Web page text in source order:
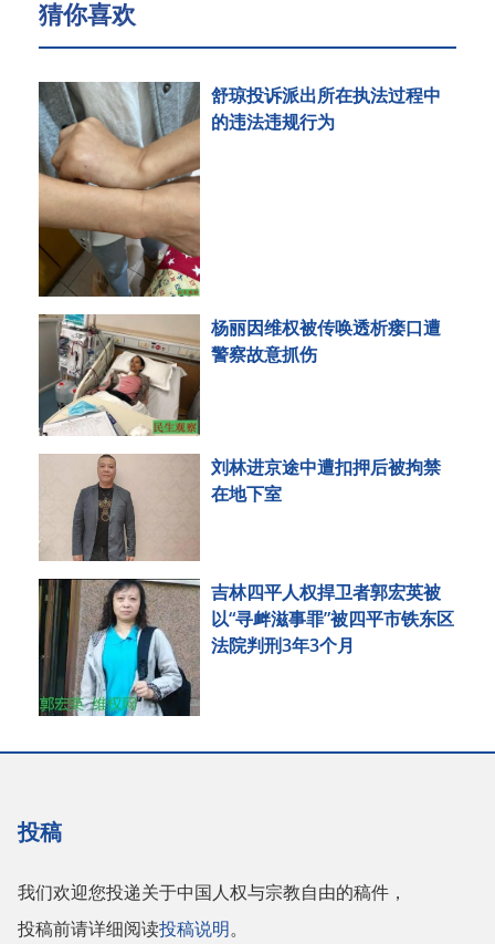
猜你喜欢
舒琼投诉派出所在执法过程中
的违法违规行为
杨丽因维权被传唤透析瘘口遭
警察故意抓伤
刘林进京途中遭扣押后被拘禁
在地下室
吉林四平人权捍卫者郭宏英被
以“寻衅滋事罪”被四平市铁东区
法院判刑3年3个月
投稿
我们欢迎您投递关于中国人权与宗教自由的稿件，
投稿前请详细阅读投稿说明。